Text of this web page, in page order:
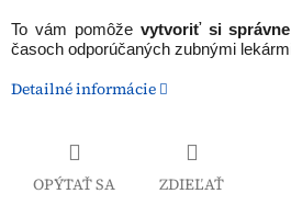
To vám pomôže vytvoriť si správne
časoch odporúčaných zubnými
Detailné informácie
OPÝTAŤ SA ZDIEĽAŤ